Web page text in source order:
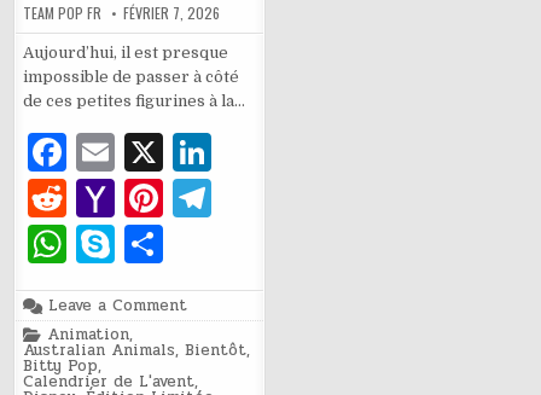
TEAM POP FR FÉVRIER 7, 2026
Aujourd’hui, il est presque
impossible de passer à côté
de ces petites figurines à la…
F
a
c
e
b
o
o
E
m
ai
l
X
dI
n
R
e
d
di
t
Y
a
h
o
o
Pi
re
st
g
ra
W
h
at
s
S
k
y
p
ar
ta
g
Leave a Commenton
L’histoire
Funko
des
Posted
in
Animation,
Australian Animals,Bientôt,
Bitty Pop,
Calendrier de L'avent,